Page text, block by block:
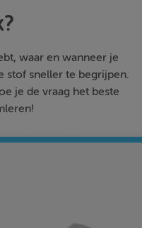
waar en wanneer je
stof sneller te begrijpen.
je de vraag het beste